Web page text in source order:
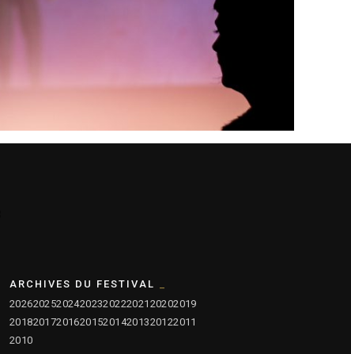
ARCHIVES DU FESTIVAL
202620252024202320222021 20202019
20182017201620152014201320122011
2010